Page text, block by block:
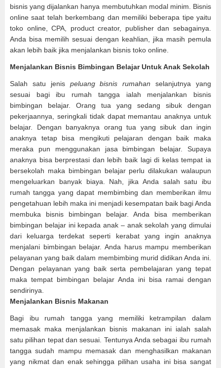
bisnis yang dijalankan hanya membutuhkan modal minim. Bisnis
online saat telah berkembang dan memiliki beberapa tipe yaitu
toko online, CPA, product creator, publisher dan sebagainya.
Anda bisa memilih sesuai dengan keahlian, jika masih pemula
akan lebih baik jika menjalankan bisnis toko online.
Menjalankan Bisnis Bimbingan Belajar Untuk Anak Sekolah
Salah satu jenis peluang bisnis rumahan selanjutnya yang
sesuai bagi ibu rumah tangga ialah menjalankan bisnis
bimbingan belajar. Orang tua yang sedang sibuk dengan
pekerjaannya, seringkali tidak dapat memantau anaknya untuk
belajar. Dengan banyaknya orang tua yang sibuk dan ingin
anaknya tetap bisa mengikuti pelajaran dengan baik maka
meraka pun menggunakan jasa bimbingan belajar. Supaya
anaknya bisa berprestasi dan lebih baik lagi di kelas tempat ia
bersekolah maka bimbingan belajar perlu dilakukan walaupun
mengeluarkan banyak biaya. Nah, jika Anda salah satu ibu
rumah tangga yang dapat membimbing dan memberikan ilmu
pengetahuan lebih maka ini menjadi kesempatan baik bagi Anda
membuka bisnis bimbingan belajar. Anda bisa memberikan
bimbingan belajar ini kepada anak – anak sekolah yang dimulai
dari keluarga terdekat seperti kerabat yang ingin anaknya
menjalani bimbingan belajar. Anda harus mampu memberikan
pelayanan yang baik dalam membimbing murid didikan Anda ini.
Dengan pelayanan yang baik serta pembelajaran yang tepat
maka tempat bimbingan belajar Anda ini bisa ramai dengan
sendirinya.
Menjalankan Bisnis Makanan
Bagi ibu rumah tangga yang memiliki ketrampilan dalam
memasak maka menjalankan bisnis makanan ini ialah salah
satu pilihan tepat dan sesuai. Tentunya Anda sebagai ibu rumah
tangga sudah mampu memasak dan menghasilkan makanan
yang nikmat dan enak sehingga pilihan usaha ini bisa sangat